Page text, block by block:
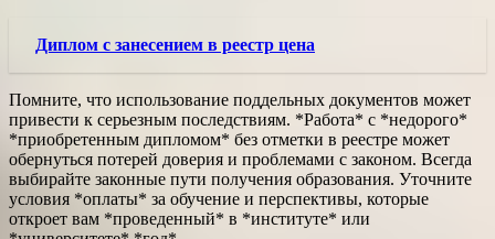
Диплом с занесением в реестр цена
Помните, что использование поддельных документов может
привести к серьезным последствиям. *Работа* с *недорого*
*приобретенным дипломом* без отметки в реестре может
обернуться потерей доверия и проблемами с законом. Всегда
выбирайте законные пути получения образования. Уточните
условия *оплаты* за обучение и перспективы, которые
откроет вам *проведенный* в *институте* или